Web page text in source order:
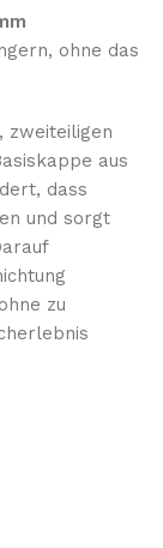
ohne das
zweiteiligen
aus
dass
und sorgt
zu